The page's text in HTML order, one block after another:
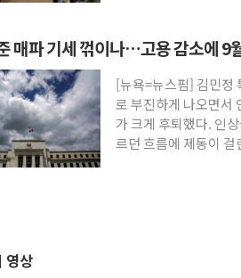
매파 기세 꺾이나…고용 감소에 9
[뉴욕=뉴스핌] 김민정
로 부진하게 나오면서
가 크게 후퇴했다. 인
르던 흐름에 제동이
영상